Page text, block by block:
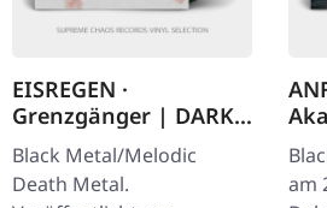
EISREGEN ·
Grenzgänger | DARK
GREEN 2LP
Black Metal/Melodic
Death Metal.
am